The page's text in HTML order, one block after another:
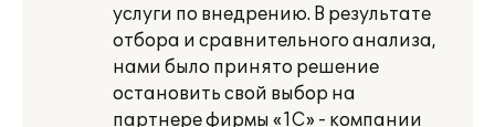
услуги по внедрению. В результате
отбора и сравнительного анализа,
нами было принято решение
остановить свой выбор на
партнере фирмы «1С» - компании